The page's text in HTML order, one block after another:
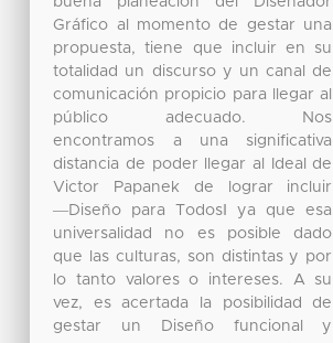
Gráfico al momento de gestar una
propuesta, tiene que incluir en su
totalidad un discurso y un canal de
comunicación propicio para llegar al
público adecuado. Nos
encontramos a una significativa
distancia de poder llegar al Ideal de
Victor Papanek de lograr incluir
―Diseño para Todos‖ ya que esa
universalidad no es posible dado
que las culturas, son distintas y por
lo tanto valores o intereses. A su
vez, es acertada la posibilidad de
gestar un Diseño funcional y